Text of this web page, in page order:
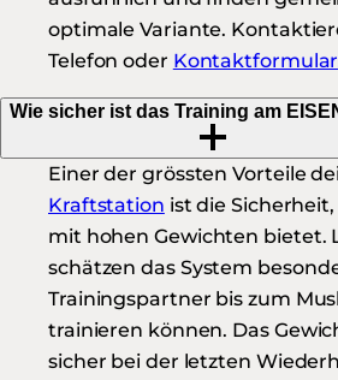
optimale Variante.
Telefon oder Kontaktformular
Wie sicher ist das Training am
Einer der grössten Vorteile
Kraftstation ist die
mit hohen Gewichten bietet.
schätzen das System
Trainingspartner bis zum
trainieren können. Das
sicher bei der letzten